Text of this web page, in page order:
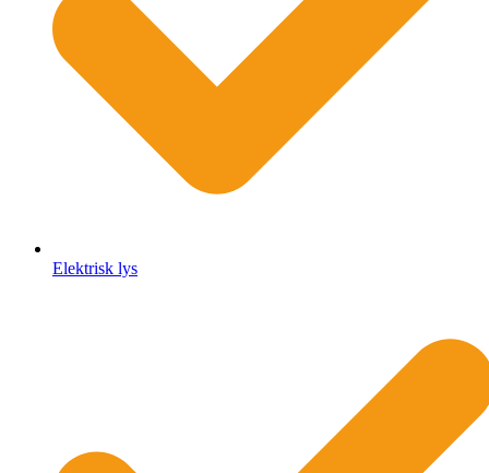
Elektrisk lys